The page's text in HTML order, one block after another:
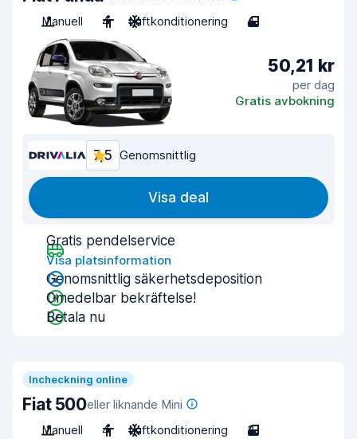
Manuell
4 Luftkonditionering 4
50,21 kr
per dag
Gratis avbokning
7,5 Genomsnittlig
Visa deal
Gratis pendelservice
Visa platsinformation
Genomsnittlig säkerhetsdeposition
Omedelbar bekräftelse!
Betala nu
Incheckning online
Fiat 500eller liknande Mini
Manuell
4 Luftkonditionering 3